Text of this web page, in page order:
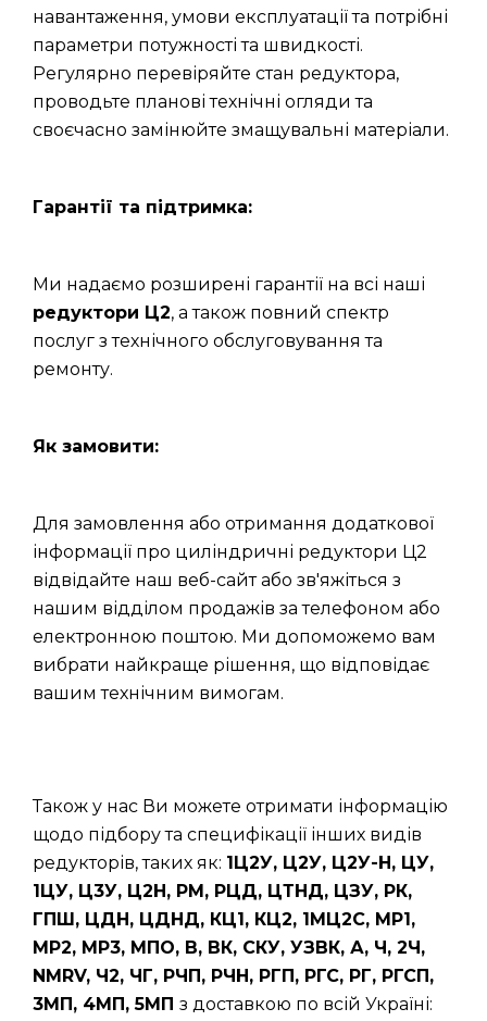
навантаження, умови експлуатації та потрібні
параметри потужності та швидкості.
Регулярно перевіряйте стан редуктора,
проводьте планові технічні огляди та
своєчасно замінюйте змащувальні матеріали.
Гарантії та підтримка:
Ми надаємо розширені гарантії на всі наші
редуктори Ц2, а також повний спектр
послуг з технічного обслуговування та
ремонту.
Як замовити:
Для замовлення або отримання додаткової
інформації про циліндричні редуктори Ц2
відвідайте наш веб-сайт або зв'яжіться з
нашим відділом продажів за телефоном або
електронною поштою. Ми допоможемо вам
вибрати найкраще рішення, що відповідає
вашим технічним вимогам.
Також у нас Ви можете отримати інформацію
щодо підбору та специфікації інших видів
редукторів, таких як: 1Ц2У, Ц2У, Ц2У-Н, ЦУ,
1ЦУ, Ц3У, Ц2Н, РМ, РЦД, ЦТНД, ЦЗУ, РК,
ГПШ, ЦДН, ЦДНД, КЦ1, КЦ2, 1МЦ2С, МР1,
МР2, МР3, МПО, В, ВК, СКУ, УЗВК, А, Ч, 2Ч,
NMRV, Ч2, ЧГ, РЧП, РЧН, РГП, РГС, РГ, РГСП,
3МП, 4МП, 5МП з доставкою по всій Україні: